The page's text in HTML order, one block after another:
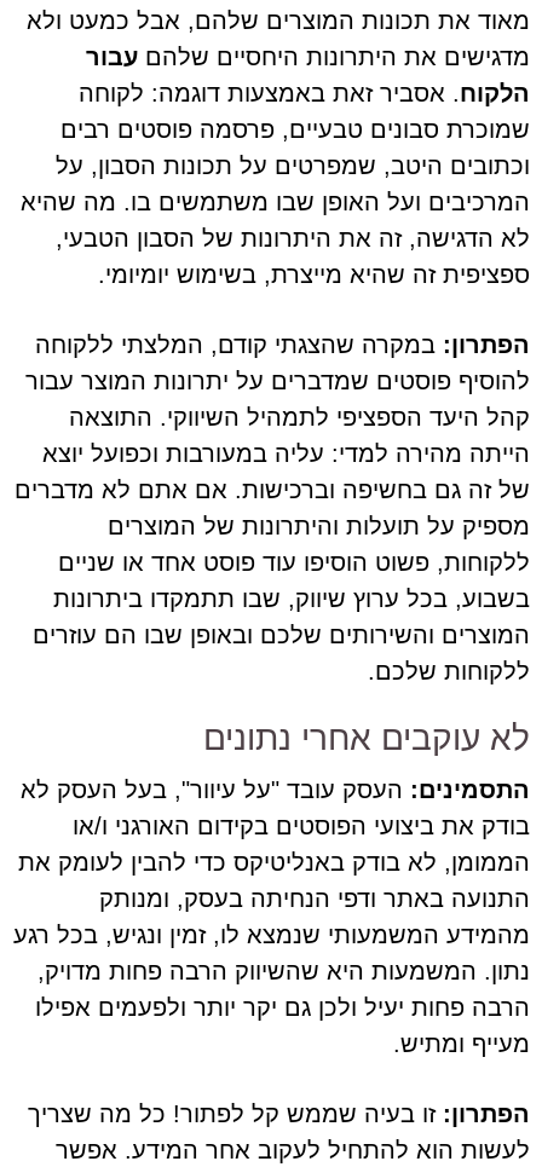
מאוד את תכונות המוצרים שלהם, אבל כמעט ולא
מדגישים את היתרונות היחסיים שלהם עבור
הלקוח. אסביר זאת באמצעות דוגמה: לקוחה
שמוכרת סבונים טבעיים, פרסמה פוסטים רבים
וכתובים היטב, שמפרטים על תכונות הסבון, על
המרכיבים ועל האופן שבו משתמשים בו. מה שהיא
לא הדגישה, זה את היתרונות של הסבון הטבעי,
ספציפית זה שהיא מייצרת, בשימוש יומיומי.
הפתרון: במקרה שהצגתי קודם, המלצתי ללקוחה
להוסיף פוסטים שמדברים על יתרונות המוצר עבור
קהל היעד הספציפי לתמהיל השיווקי. התוצאה
הייתה מהירה למדי: עליה במעורבות וכפועל יוצא
של זה גם בחשיפה וברכישות. אם אתם לא מדברים
מספיק על תועלות והיתרונות של המוצרים
ללקוחות, פשוט הוסיפו עוד פוסט אחד או שניים
בשבוע, בכל ערוץ שיווק, שבו תתמקדו ביתרונות
המוצרים והשירותים שלכם ובאופן שבו הם עוזרים
ללקוחות שלכם.
לא עוקבים אחרי נתונים
התסמינים: העסק עובד "על עיוור", בעל העסק לא
בודק את ביצועי הפוסטים בקידום האורגני ו/או
הממומן, לא בודק באנליטיקס כדי להבין לעומק את
התנועה באתר ודפי הנחיתה בעסק, ומנותק
מהמידע המשמעותי שנמצא לו, זמין ונגיש, בכל רגע
נתון. המשמעות היא שהשיווק הרבה פחות מדויק,
הרבה פחות יעיל ולכן גם יקר יותר ולפעמים אפילו
מעייף ומתיש.
הפתרון: זו בעיה שממש קל לפתור! כל מה שצריך
לעשות הוא להתחיל לעקוב אחר המידע. אפשר